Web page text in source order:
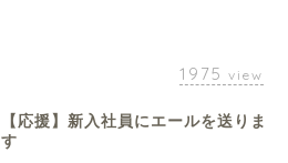
1975 view
【応援】新入社員にエールを送りま
す